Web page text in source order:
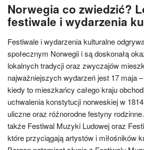
Norwegia co zwiedzić?
festiwale i wydarzenia
Festiwale i wydarzenia kulturalne
społecznym Norwegii i są doskonałą
lokalnych tradycji oraz zwyczajów
najważniejszych wydarzeń jest 17 maja
kiedy to mieszkańcy całego kraju
uchwalenia konstytucji norweskiej w
uliczne oraz różnorodne festyny
także Festiwal Muzyki Ludowej oraz
które przyciągają artystów i miłośników